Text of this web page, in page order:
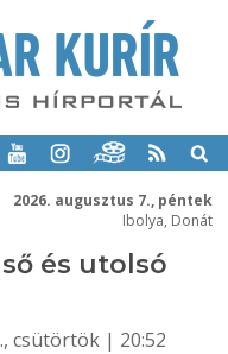
2026. augusztus 7., péntek
Ibolya, Donát
és utolsó
csütörtök | 20:52